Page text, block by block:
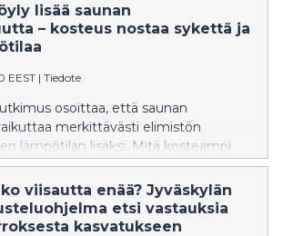
lisää saunan
– kosteus nostaa sykettä ja
EEST | Tiedote
osoittaa, että saunan
merkittävästi elimistön
lämpötilan lisäksi. Mitä kosteampi
syke ja kehon lämpötila
viisautta enää? Jyväskylän
etsi vastauksia
kasvatukseen